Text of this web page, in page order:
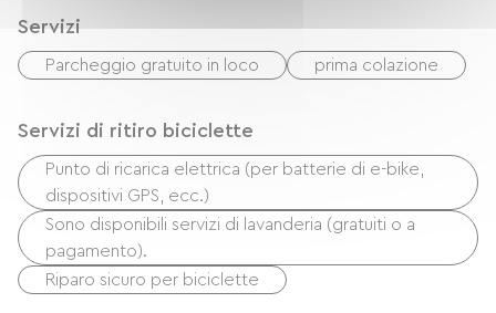
Servizi
Parcheggio gratuito in loco prima colazione
Servizi di ritiro biciclette
Punto di ricarica elettrica (per batterie di e-bike,
dispositivi GPS, ecc.)
Sono disponibili servizi di lavanderia (gratuiti o a
pagamento).
Riparo sicuro per biciclette